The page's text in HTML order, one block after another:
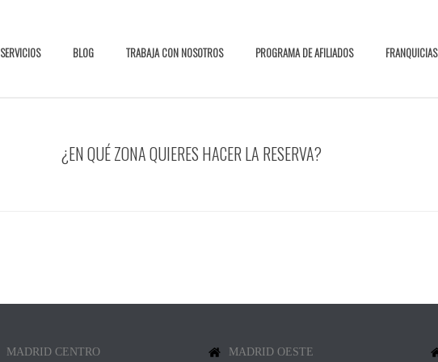
SERVICIOS BLOG TRABAJA CON NOSOTROS PROGRAMA DE AFILIADOS FRANQUICIAS
¿EN QUÉ ZONA QUIERES HACER LA RESERVA?
MADRID CENTRO MADRID OESTE